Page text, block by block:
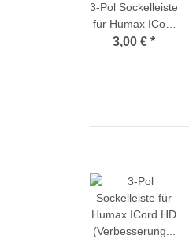
3-Pol Sockelleiste
für Humax ICord
HD
3,00 € *